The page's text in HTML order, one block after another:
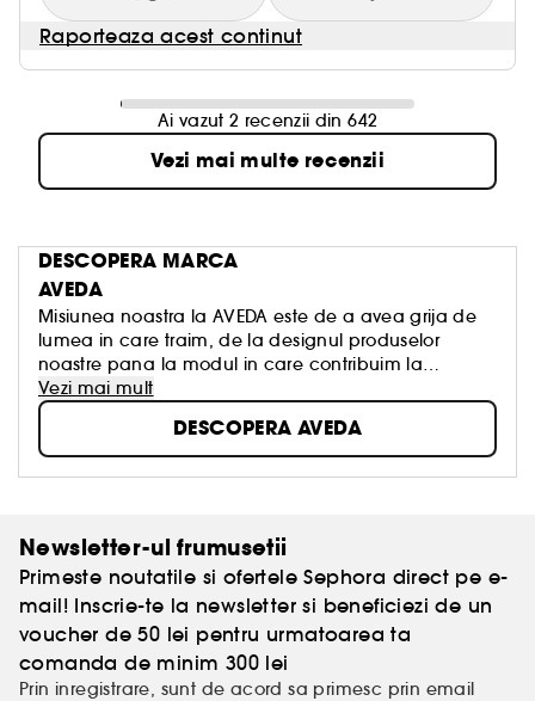
Raporteaza acest continut
Ai vazut 2 recenzii din 642
Vezi mai multe recenzii
DESCOPERA MARCA
AVEDA
Misiunea noastra la AVEDA este de a avea grija de
lumea in care traim, de la designul produselor
noastre pana la modul in care contribuim la
societate.
Vezi mai mult
DESCOPERA AVEDA
Newsletter-ul frumusetii
Primeste noutatile si ofertele Sephora direct pe e-
mail! Inscrie-te la newsletter si beneficiezi de un
voucher de 50 lei pentru urmatoarea ta
comanda de minim 300 lei
Prin inregistrare, sunt de acord sa primesc prin email